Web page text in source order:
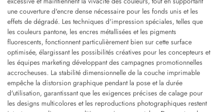
une couverture d'encre dense nécessaire pour les fonds unis et les
effets de dégradé. Les techniques d'impression spéciales, telles que
les couleurs pantone, les encres métallisées et les pigments
fluorescents, fonctionnent particulièrement bien sur cette surface
optimisée, élargissant les possibilités créatives pour les concepteurs et
les équipes marketing développant des campagnes promotionnelles
accrocheuses. La stabilité dimensionnelle de la couche imprimable
empêche la distorsion graphique pendant la pose et la durée
d'utilisation, garantissant que les exigences précises de calage pour
les designs multicolores et les reproductions photographiques restent